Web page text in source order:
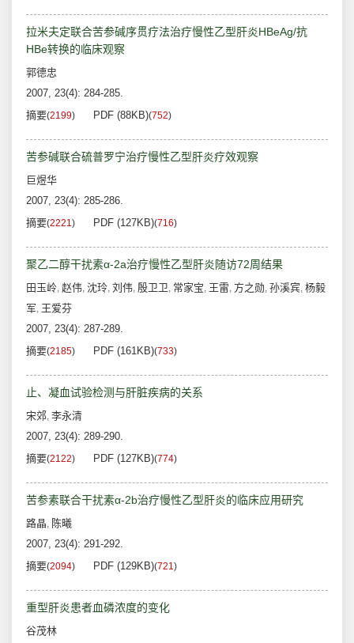
拉米夫定联合苦参碱序贯疗法治疗慢性乙型肝炎HBeAg/抗
HBe转换的临床观察
郭德忠
2007, 23(4): 284-285.
摘要(2199) PDF (88KB)(752)
苦参碱联合硫普罗宁治疗慢性乙型肝炎疗效观察
巨煜华
2007, 23(4): 285-286.
摘要(2221) PDF (127KB)(716)
聚乙二醇干扰素α-2a治疗慢性乙型肝炎随访72周结果
田玉岭, 赵伟, 沈玲, 刘伟, 殷卫卫, 常家宝, 王雷, 方之勋, 孙溪宾, 杨毅
军, 王爱芬
2007, 23(4): 287-289.
摘要(2185) PDF (161KB)(733)
止、凝血试验检测与肝脏疾病的关系
宋郊, 李永清
2007, 23(4): 289-290.
摘要(2122) PDF (127KB)(774)
苦参素联合干扰素α-2b治疗慢性乙型肝炎的临床应用研究
路晶, 陈曦
2007, 23(4): 291-292.
摘要(2094) PDF (129KB)(721)
重型肝炎患者血磷浓度的变化
谷茂林